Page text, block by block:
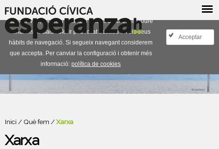
Inici / Què fem /Xarxa
Xarxa
Fem servir cookies pròpies i de tercers per millorar
aquest web, recollir i analitzar dades d´accés, incloure
funcions socials i oferir publicitat basada en els seus
hàbits de navegació. Si segueix navegant considerem
que accepta. Per canviar la configuració i obtenir més
informació: política de cookies
Acceptar